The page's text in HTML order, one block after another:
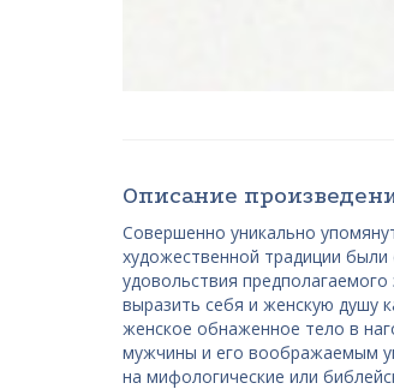
Описание
Совершенно уникально
художественной традиции
удовольствия
выразить себя и женскую душу
женское обнаженное тело в
мужчины и его воображаемым
на мифологические или